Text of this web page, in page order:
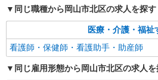
同じ職種から岡山市北区の求人を探す
医療・介護・福祉
看護師・保健師・看護助手・助産師
同じ雇用形態から岡山市北区の求人